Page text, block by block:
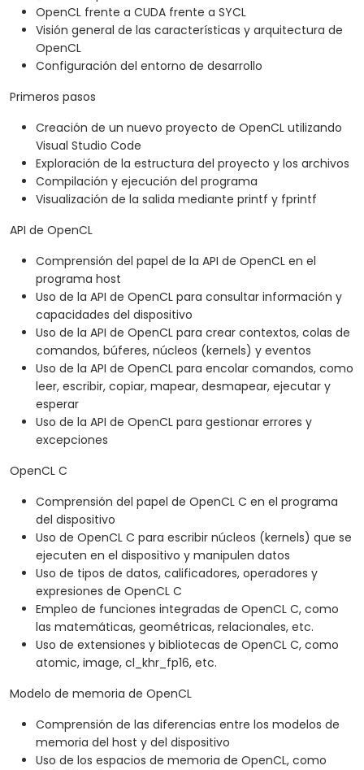
técnicas como la vectorización, el desenrollado
de bucles, la memoria local y la profilación.
OpenCL frente a CUDA frente a SYCL
Visión general de las características y arquitectura de
OpenCL
Configuración del entorno de desarrollo
Primeros pasos
Creación de un nuevo proyecto de OpenCL utilizando
Visual Studio Code
Exploración de la estructura del proyecto y los archivos
Compilación y ejecución del programa
Visualización de la salida mediante printf y fprintf
API de OpenCL
Comprensión del papel de la API de OpenCL en el
programa host
Uso de la API de OpenCL para consultar información y
capacidades del dispositivo
Uso de la API de OpenCL para crear contextos, colas de
comandos, búferes, núcleos (kernels) y eventos
Uso de la API de OpenCL para encolar comandos, como
leer, escribir, copiar, mapear, desmapear, ejecutar y
esperar
Uso de la API de OpenCL para gestionar errores y
excepciones
OpenCL C
Comprensión del papel de OpenCL C en el programa
del dispositivo
Uso de OpenCL C para escribir núcleos (kernels) que se
ejecuten en el dispositivo y manipulen datos
Uso de tipos de datos, calificadores, operadores y
expresiones de OpenCL C
Empleo de funciones integradas de OpenCL C, como
las matemáticas, geométricas, relacionales, etc.
Uso de extensiones y bibliotecas de OpenCL C, como
atomic, image, cl_khr_fp16, etc.
Modelo de memoria de OpenCL
Comprensión de las diferencias entre los modelos de
memoria del host y del dispositivo
Uso de los espacios de memoria de OpenCL, como